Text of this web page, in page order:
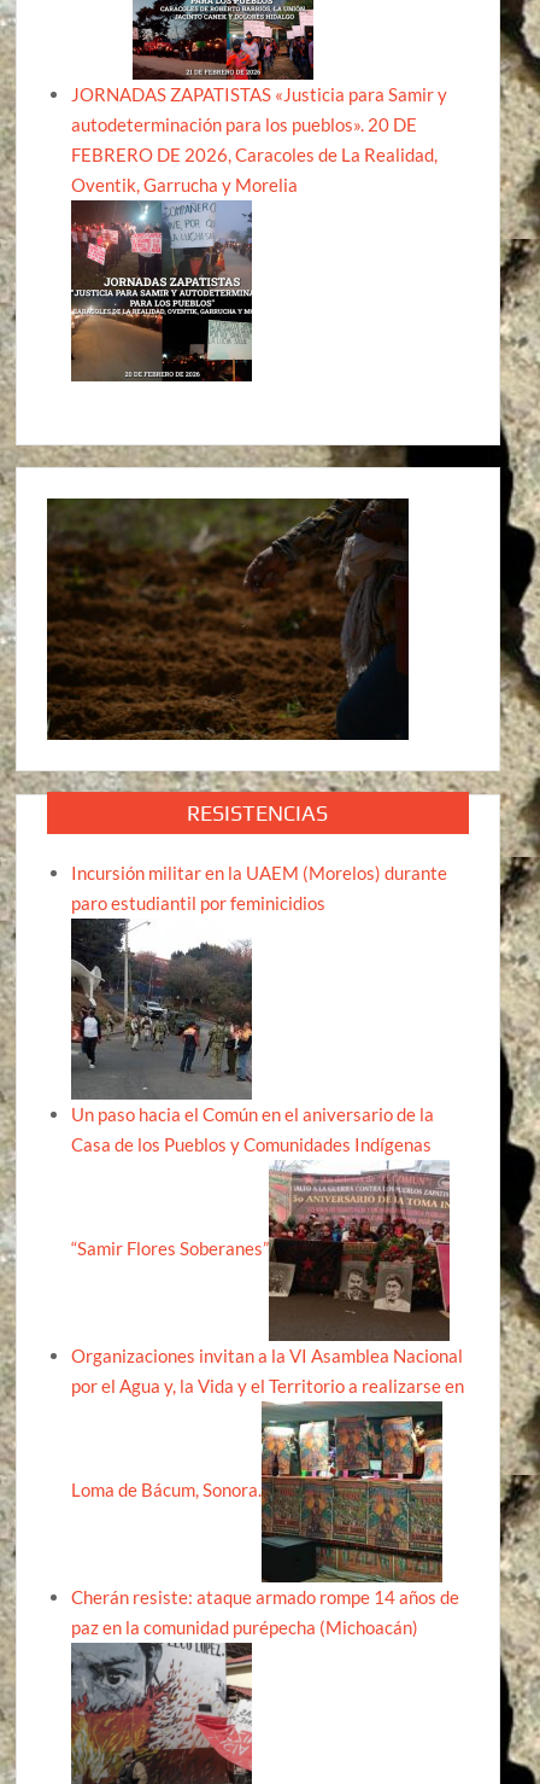
JORNADAS ZAPATISTAS «Justicia para Samir y
autodeterminación para los pueblos». 20 DE
FEBRERO DE 2026, Caracoles de La Realidad,
Oventik, Garrucha y Morelia
RESISTENCIAS
Incursión militar en la UAEM (Morelos) durante
paro estudiantil por feminicidios
Un paso hacia el Común en el aniversario de la
Casa de los Pueblos y Comunidades Indígenas
“Samir Flores Soberanes”
Organizaciones invitan a la VI Asamblea Nacional
por el Agua y, la Vida y el Territorio a realizarse en
Loma de Bácum, Sonora.
Cherán resiste: ataque armado rompe 14 años de
paz en la comunidad purépecha (Michoacán)